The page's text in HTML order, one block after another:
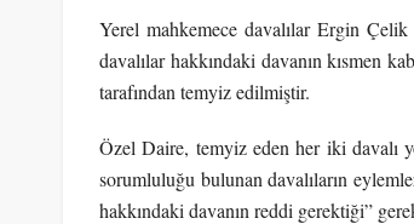
Yerel mahkemece davalılar Ergin Çelik
davalılar hakkındaki davanın kısmen
tarafından temyiz edilmiştir.
Özel Daire, temyiz eden her iki davalı
sorumluluğu bulunan davalıların
hakkındaki davanın reddi gerektiği”